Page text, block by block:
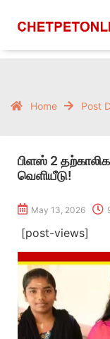
Home Post
பிளஸ் 2
வெளியீடு!
May 13, 2026
[post-views]